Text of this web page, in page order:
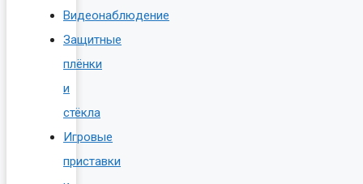
Видеонаблюдение
Защитные
плёнки
и
стёкла
Игровые
приставки